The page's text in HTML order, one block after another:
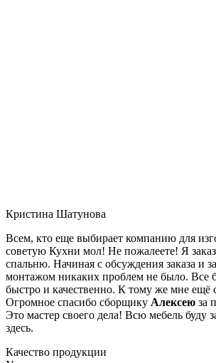
Кристина Шатунова
Всем, кто еще выбирает компанию для
советую Кухни мол! Не пожалеете! Я
спальню. Начиная с обсуждения заказа и
монтажом никаких проблем не было. Все
быстро и качественно. К тому же мне ещё
Огромное спасибо сборщику Алексею за
Это мастер своего дела! Всю мебель буду
здесь.
Качество продукции